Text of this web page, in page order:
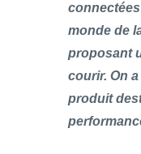
monde de
proposant
courir. On
produit